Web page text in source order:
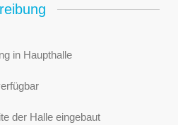
in Haupthalle
der Halle eingebaut